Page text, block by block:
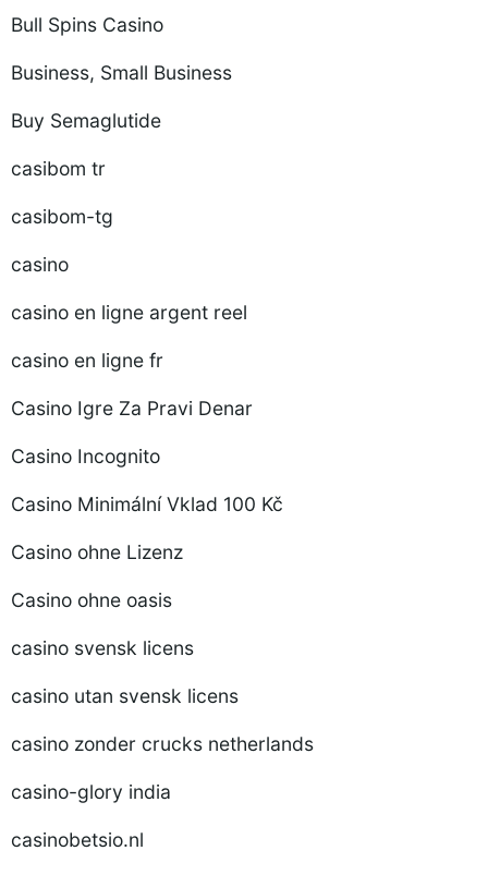
Bull Spins Casino
Business, Small Business
Buy Semaglutide
casibom tr
casibom-tg
casino
casino en ligne argent reel
casino en ligne fr
Casino Igre Za Pravi Denar
Casino Incognito
Casino Minimální Vklad 100 Kč
Casino ohne Lizenz
Casino ohne oasis
casino svensk licens
casino utan svensk licens
casino zonder crucks netherlands
casino-glory india
casinobetsio.nl